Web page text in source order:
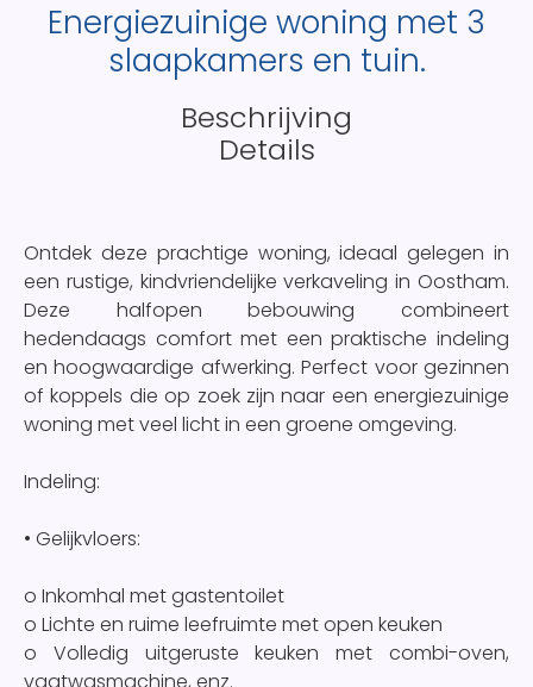
Energiezuinige woning met 3
slaapkamers en tuin.
Beschrijving
Details
Ontdek deze prachtige woning, ideaal gelegen in
een rustige, kindvriendelijke verkaveling in Oostham.
Deze halfopen bebouwing combineert
hedendaags comfort met een praktische indeling
en hoogwaardige afwerking. Perfect voor gezinnen
of koppels die op zoek zijn naar een energiezuinige
woning met veel licht in een groene omgeving.
Indeling:
• Gelijkvloers:
o Inkomhal met gastentoilet
o Lichte en ruime leefruimte met open keuken
o Volledig uitgeruste keuken met combi-oven,